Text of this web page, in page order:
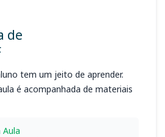
de
tem um jeito de aprender.
é acompanhada de materiais